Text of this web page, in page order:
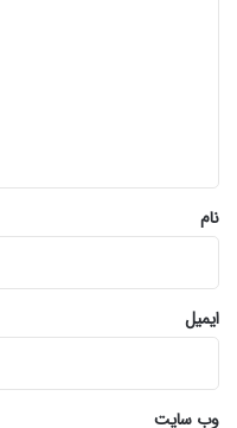
نام
ایمیل
وب‌ سایت